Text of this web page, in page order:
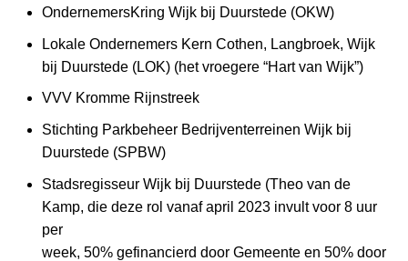
OndernemersKring Wijk bij Duurstede (OKW)
Lokale Ondernemers Kern Cothen, Langbroek, Wijk
bij Duurstede (LOK) (het vroegere “Hart van Wijk”)
VVV Kromme Rijnstreek
Stichting Parkbeheer Bedrijventerreinen Wijk bij
Duurstede (SPBW)
Stadsregisseur Wijk bij Duurstede (Theo van de
Kamp, die deze rol vanaf april 2023 invult voor 8 uur
per
week, 50% gefinancierd door Gemeente en 50% door